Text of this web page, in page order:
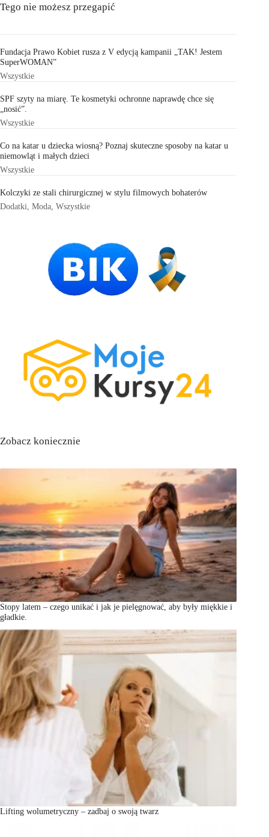
Tego nie możesz przegapić
Fundacja Prawo Kobiet rusza z V edycją kampanii „TAK! Jestem
SuperWOMAN”
Wszystkie
SPF szyty na miarę. Te kosmetyki ochronne naprawdę chce się
„nosić”.
Wszystkie
Co na katar u dziecka wiosną? Poznaj skuteczne sposoby na katar u
niemowląt i małych dzieci
Wszystkie
Kolczyki ze stali chirurgicznej w stylu filmowych bohaterów
Dodatki Moda Wszystkie
Zobacz koniecznie
Stopy latem – czego unikać i jak je pielęgnować, aby były miękkie i
gładkie.
Lifting wolumetryczny – zadbaj o swoją twarz